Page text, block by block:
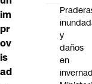
im
pr
ov
is
ad
y
daños
en